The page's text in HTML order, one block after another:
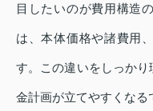
目したいのが費用構造
は、本体価格や諸費用
す。この違いをしっか
金計画が立てやすくなる